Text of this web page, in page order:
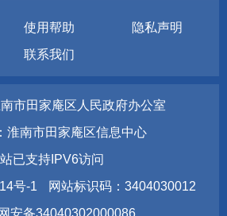
使用帮助
隐私声明
联系我们
市田家庵区人民政府办公室
淮南市田家庵区信息中心
已支持IPV6访问
号-1
网站标识码：3404030012
安备34040302000086